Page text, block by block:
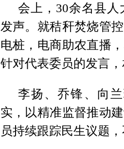
会上，30余名县
发声。就秸秆焚烧管
电桩，电商助农直播
针对代表委员的发言
李扬、乔锋、向
实，以精准监督推动
员持续跟踪民生议题